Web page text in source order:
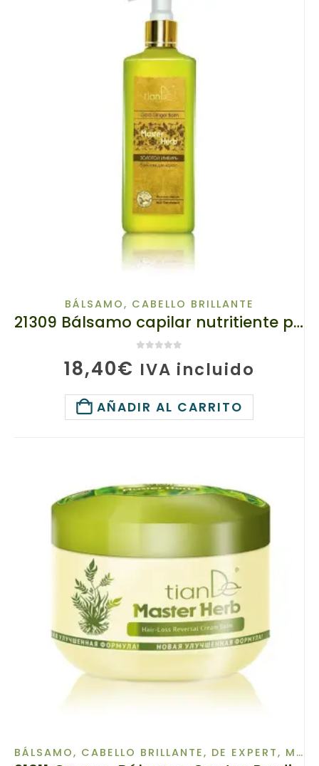
BÁLSAMO, CABELLO BRILLANTE
21309 Bálsamo capilar nutritiente para pelo «Jengibre Dorado» TIANDE 300ml
18,40€ IVA incluido
AÑADIR AL CARRITO
BÁLSAMO, CABELLO BRILLANTE, DE EXPERT, MASTER HERB